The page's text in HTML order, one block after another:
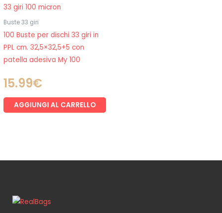
Buste 33 giri
100 Buste per dischi 33 giri in
PPL cm. 32,5×32,5+5 con
patella adesiva My 100
15.99€
AGGIUNGI AL CARRELLO